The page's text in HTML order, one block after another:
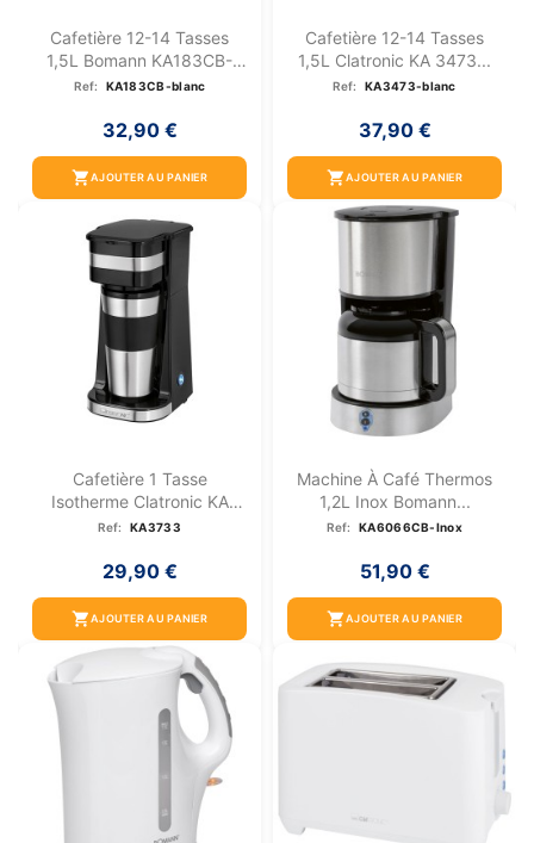
Cafetière 12-14 Tasses
1,5L Bomann KA183CB-
Blanc
Ref: KA183CB-blanc
32,90 €
shopping_cartAJOUTER AU PANIER
Cafetière 12-14 Tasses
1,5L Clatronic KA 3473...
Ref: KA3473-blanc
37,90 €
shopping_cartAJOUTER AU PANIER
Cafetière 1 Tasse
Isotherme Clatronic KA
3733
Ref: KA3733
29,90 €
shopping_cartAJOUTER AU PANIER
Machine À Café Thermos
1,2L Inox Bomann...
Ref: KA6066CB-Inox
51,90 €
shopping_cartAJOUTER AU PANIER